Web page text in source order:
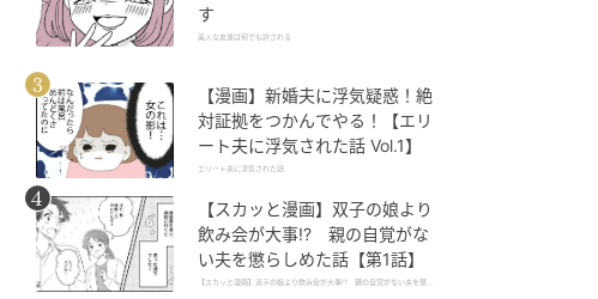
す
美人な友達は何でも許される
【漫画】新婚夫に浮気疑惑！絶
対証拠をつかんでやる！【エリ
ート夫に浮気された話 Vol.1】
エリート夫に浮気された話
【スカッと漫画】双子の娘より
飲み会が大事!? 親の自覚がな
い夫を懲らしめた話【第1話】
【スカッと漫画】双子の娘より飲み会が大事!? 親の自覚がない夫を懲ら